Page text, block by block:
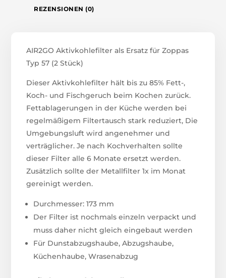
REZENSIONEN (0)
AIR2GO Aktivkohlefilter als Ersatz für Zoppas
Typ 57 (2 Stück)
Dieser Aktivkohlefilter hält bis zu 85% Fett-,
Koch- und Fischgeruch beim Kochen zurück.
Fettablagerungen in der Küche werden bei
regelmäßigem Filtertausch stark reduziert, Die
Umgebungsluft wird angenehmer und
verträglicher. Je nach Kochverhalten sollte
dieser Filter alle 6 Monate ersetzt werden.
Zusätzlich sollte der Metallfilter 1x im Monat
gereinigt werden.
Durchmesser: 173 mm
Der Filter ist nochmals einzeln verpackt und
muss daher nicht gleich eingebaut werden
Für Dunstabzugshaube, Abzugshaube,
Küchenhaube, Wrasenabzug